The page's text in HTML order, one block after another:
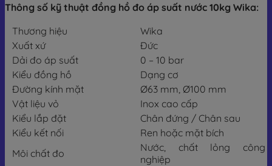
Thông số kỹ thuật đồng hồ đo áp suất nước 10kg Wika:
Thương hiệu
Wika
Xuất xứ
Đức
Dải đo áp suất
0 – 10 bar
Kiểu đồng hồ
Dạng cơ
Đường kính mặt
Ø63 mm, Ø100 mm
Vật liệu vỏ
Inox cao cấp
Kiểu lắp đặt
Chân đứng / Chân sau
Kiểu kết nối
Ren hoặc mặt bích
Môi chất đo
Nước, chất lỏng công
nghiệp